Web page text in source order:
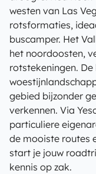
westen van Las
rotsformaties,
buscamper. Het
het noordoosten,
rotstekeningen.
gebied bijzonder
verkennen. Via
particuliere
de mooiste routes
start je jouw
kennis op zak.